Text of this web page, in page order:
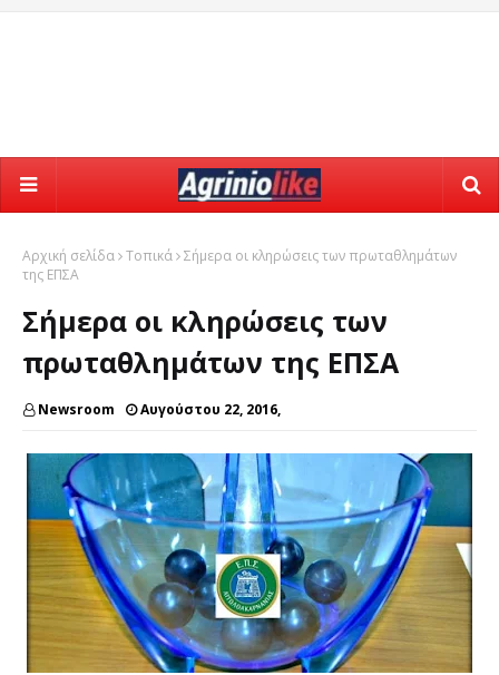
Αρχική σελίδα Τοπικά Σήμερα οι κληρώσεις των πρωταθλημάτων
της ΕΠΣΑ
Σήμερα οι κληρώσεις των
πρωταθλημάτων της ΕΠΣΑ
Newsroom Αυγούστου 22, 2016,